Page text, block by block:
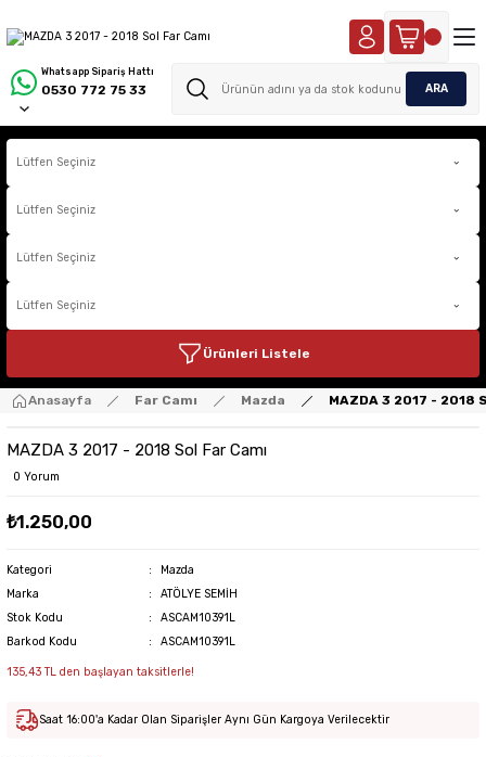
Whatsapp Sipariş Hattı
0530 772 75 33 ARA
Ürünleri Listele
Anasayfa Far Camı Mazda MAZDA 3 2017 - 2018
MAZDA 3 2017 - 2018 Sol Far Camı
0 Yorum
₺1.250,00
Kategori
Mazda
Marka
ATÖLYE SEMİH
Stok Kodu
ASCAM10391L
Barkod Kodu
ASCAM10391L
135,43 TL den başlayan taksitlerle!
Saat 16:00'a Kadar Olan Siparişler Aynı Gün Kargoya Verilecektir